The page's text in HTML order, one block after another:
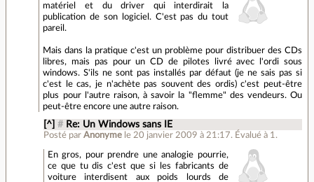
matériel et du driver qui interdirait la
publication de son logiciel. C'est pas du tout
pareil.
Mais dans la pratique c'est un problème pour distribuer des CDs
libres, mais pas pour un CD de pilotes livré avec l'ordi sous
windows. S'ils ne sont pas installés par défaut (je ne sais pas si
c'est le cas, je n'achète pas souvent des ordis) c'est peut-être
plus pour l'autre raison, à savoir la "flemme" des vendeurs. Ou
peut-être encore une autre raison.
[^] # Re: Un Windows sans IE
Posté par Anonyme le 20 janvier 2009 à 21:17. Évalué à 1 .
En gros, pour prendre une analogie pourrie,
ce que tu dis c'est que si les fabricants de
voiture interdisent aux poids lourds de